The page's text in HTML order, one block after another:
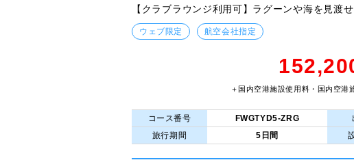
【クラブラウンジ利用可】ラグーンや海を見渡
ウェブ限定 航空会社指定
＋国内空港施設使用料・国内空港
コース番号 FWGTYD5-ZRG
旅行期間
5日間